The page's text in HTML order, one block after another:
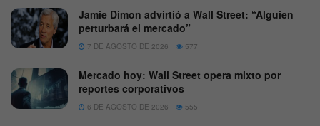
Jamie Dimon advirtió a Wall Street: “Alguien
perturbará el mercado”
7 DE AGOSTO DE 2026 577
Mercado hoy: Wall Street opera mixto por
reportes corporativos
6 DE AGOSTO DE 2026 555